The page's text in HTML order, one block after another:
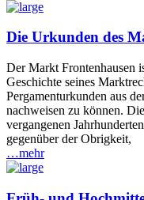
Die Urkunden des
Der Markt Frontenhausen
Geschichte seines
Pergamenturkunden aus
nachweisen zu können.
vergangenen
gegenüber der Obrigkeit,
…mehr